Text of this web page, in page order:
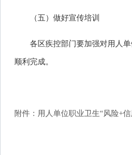
（五）做好宣传培训
各区疾控部门要加强对用人
顺利完成。
附件：用人单位职业卫生“风险+